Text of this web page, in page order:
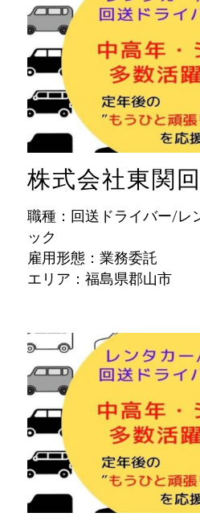
株式会社東関
職種：回送ドライバー/レ
ック
雇用形態：業務委託
エリア：福島県郡山市